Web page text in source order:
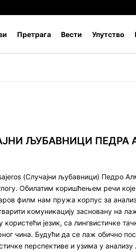
Претрага Вести Упутство
ЉУБАВНИЦИ ПЕДРА
(Случајни љубавници) Педро
Обилатим коришћењем речи које
филм нам пружа корпус за
комуникацију засновану на
језик, са лингвистичке
чина. Будући да се лаж обично
перспективе и узима у